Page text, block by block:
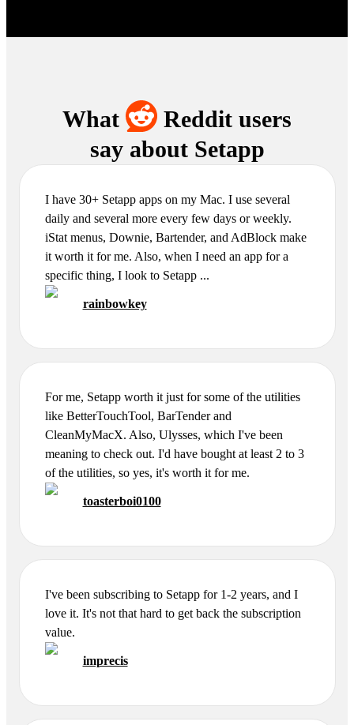
What
Reddit users
say about Setapp
I have 30+ Setapp apps on my Mac. I use several
daily and several more every few days or weekly.
iStat menus, Downie, Bartender, and AdBlock make
it worth it for me. Also, when I need an app for a
specific thing, I look to Setapp ...
rainbowkey
For me, Setapp worth it just for some of the utilities
like BetterTouchTool, BarTender and
CleanMyMacX. Also, Ulysses, which I've been
meaning to check out. I'd have bought at least 2 to 3
of the utilities, so yes, it's worth it for me.
toasterboi0100
I've been subscribing to Setapp for 1-2 years, and I
love it. It's not that hard to get back the subscription
value.
imprecis